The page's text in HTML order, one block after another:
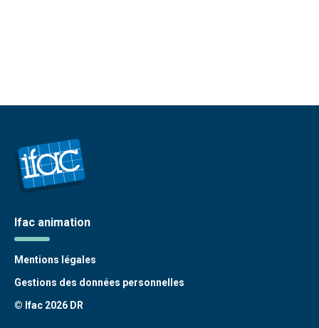
Ifac animation
Mentions légales
Gestions des données personnelles
© Ifac 2026 DR